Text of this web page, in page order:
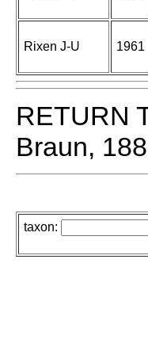
Rixen J-U 1961
RETURN
Braun,
taxon: